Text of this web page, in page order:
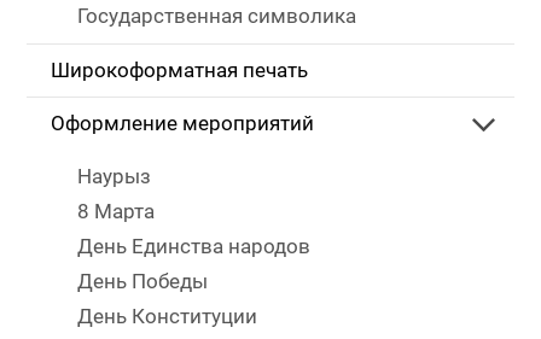
Государственная символика
Широкоформатная печать
Оформление мероприятий
Наурыз
8 Марта
День Единства народов
День Победы
День Конституции